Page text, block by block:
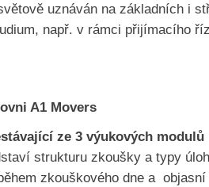
uznáván na základních i
např. v rámci přijímacího
A1 Movers
ze 3 výukových modulů
strukturu zkoušky a typy
zkouškového dne a